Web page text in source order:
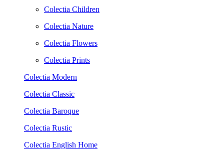
Colectia Children
Colectia Nature
Colectia Flowers
Colectia Prints
Colectia Modern
Colectia Classic
Colectia Baroque
Colectia Rustic
Colectia English Home